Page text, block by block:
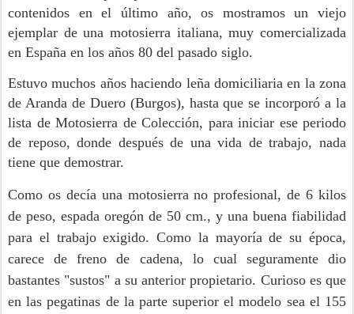
contenidos en el último año, os mostramos un viejo
ejemplar de una motosierra italiana, muy comercializada
en España en los años 80 del pasado siglo.
Estuvo muchos años haciendo leña domiciliaria en la zona
de Aranda de Duero (Burgos), hasta que se incorporó a la
lista de Motosierra de Colección, para iniciar ese periodo
de reposo, donde después de una vida de trabajo, nada
tiene que demostrar.
Como os decía una motosierra no profesional, de 6 kilos
de peso, espada oregón de 50 cm., y una buena fiabilidad
para el trabajo exigido. Como la mayoría de su época,
carece de freno de cadena, lo cual seguramente dio
bastantes "sustos" a su anterior propietario. Curioso es que
en las pegatinas de la parte superior el modelo sea el 155